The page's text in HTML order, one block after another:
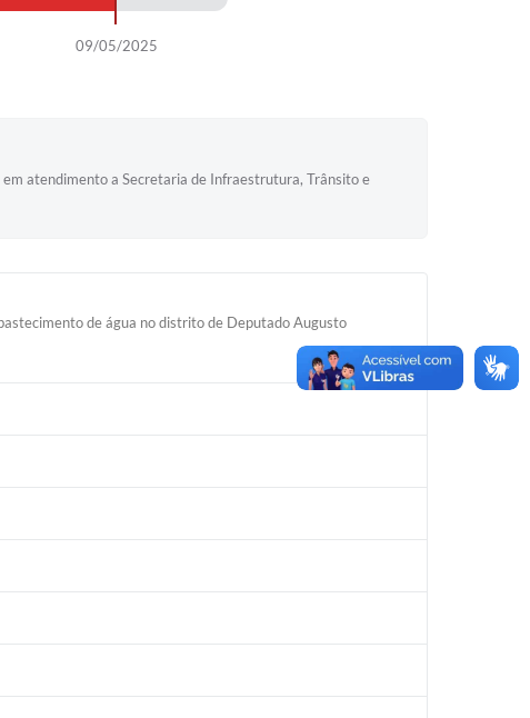
09/05/2025
atendimento a Secretaria de Infraestrutura, Trânsito e
de água no distrito de Deputado Augusto